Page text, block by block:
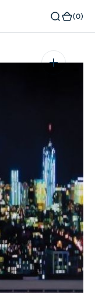
(0)